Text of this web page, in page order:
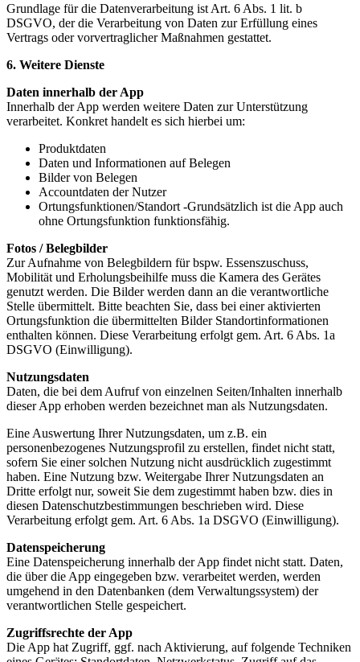
Grundlage für die Datenverarbeitung ist Art. 6 Abs. 1 lit. b
DSGVO, der die Verarbeitung von Daten zur Erfüllung eines
Vertrags oder vorvertraglicher Maßnahmen gestattet.
6. Weitere Dienste
Daten innerhalb der App
Innerhalb der App werden weitere Daten zur Unterstützung
verarbeitet. Konkret handelt es sich hierbei um:
Produktdaten
Daten und Informationen auf Belegen
Bilder von Belegen
Accountdaten der Nutzer
Ortungsfunktionen/Standort -Grundsätzlich ist die App auch
ohne Ortungsfunktion funktionsfähig.
Fotos / Belegbilder
Zur Aufnahme von Belegbildern für bspw. Essenszuschuss,
Mobilität und Erholungsbeihilfe muss die Kamera des Gerätes
genutzt werden. Die Bilder werden dann an die verantwortliche
Stelle übermittelt. Bitte beachten Sie, dass bei einer aktivierten
Ortungsfunktion die übermittelten Bilder Standortinformationen
enthalten können. Diese Verarbeitung erfolgt gem. Art. 6 Abs. 1a
DSGVO (Einwilligung).
Nutzungsdaten
Daten, die bei dem Aufruf von einzelnen Seiten/Inhalten innerhalb
dieser App erhoben werden bezeichnet man als Nutzungsdaten.
Eine Auswertung Ihrer Nutzungsdaten, um z.B. ein
personenbezogenes Nutzungsprofil zu erstellen, findet nicht statt,
sofern Sie einer solchen Nutzung nicht ausdrücklich zugestimmt
haben. Eine Nutzung bzw. Weitergabe Ihrer Nutzungsdaten an
Dritte erfolgt nur, soweit Sie dem zugestimmt haben bzw. dies in
diesen Datenschutzbestimmungen beschrieben wird. Diese
Verarbeitung erfolgt gem. Art. 6 Abs. 1a DSGVO (Einwilligung).
Datenspeicherung
Eine Datenspeicherung innerhalb der App findet nicht statt. Daten,
die über die App eingegeben bzw. verarbeitet werden, werden
umgehend in den Datenbanken (dem Verwaltungssystem) der
verantwortlichen Stelle gespeichert.
Zugriffsrechte der App
Die App hat Zugriff, ggf. nach Aktivierung, auf folgende Techniken